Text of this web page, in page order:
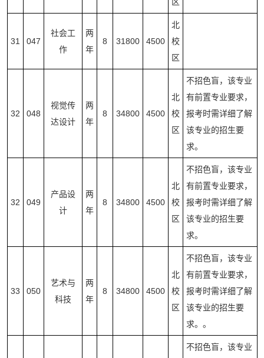
区
31 047
社会工
作
两
年
8 31800 4500
北
校
区
32 048
视觉传
达设计
两
年
8 34800 4500
北
校
区
不招色盲，该专业
有前置专业要求，
报考时需详细了解
该专业的招生要
求。
32 049
产品设
计
两
年
8 34800 4500
北
校
区
不招色盲，该专业
有前置专业要求，
报考时需详细了解
该专业的招生要
求。
33 050
艺术与
科技
两
年
8 34800 4500
北
校
区
不招色盲，该专业
有前置专业要求，
报考时需详细了解
该专业的招生要
求。。
不招色盲，该专业